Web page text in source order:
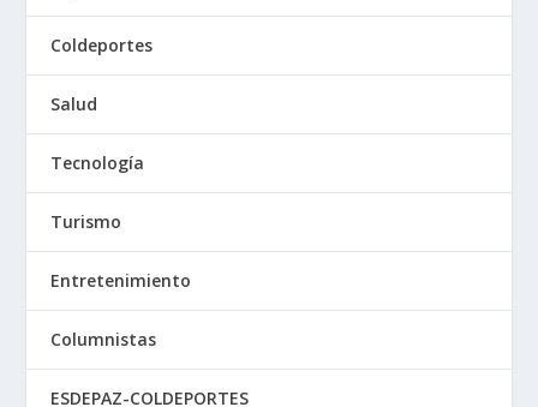
Coldeportes
Salud
Tecnología
Turismo
Entretenimiento
Columnistas
ESDEPAZ-COLDEPORTES